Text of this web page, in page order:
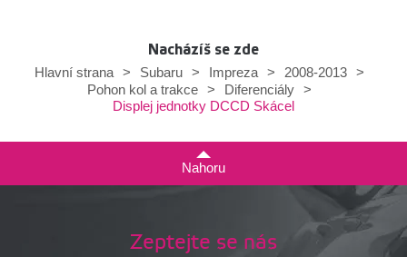
Nacházíš se zde
Hlavní strana
> Subaru > Impreza > 2008-2013
>
Pohon kol a trakce
> Diferenciály
>
Displej jednotky DCCD Skácel
Nahoru
Zeptejte se nás